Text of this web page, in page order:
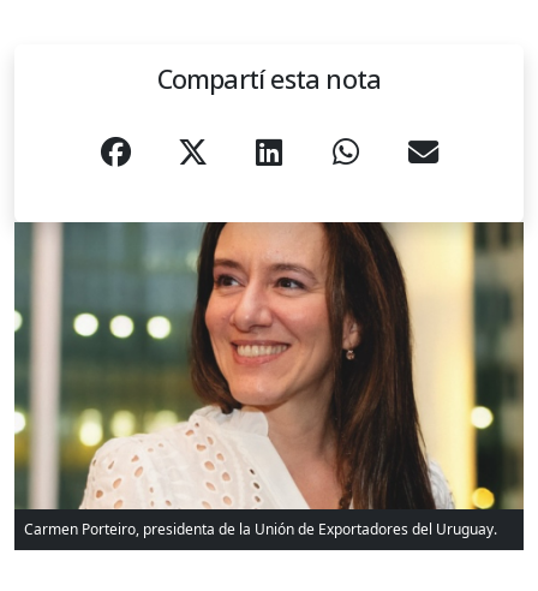
Compartí esta nota
Carmen Porteiro, presidenta de la Unión de Exportadores del Uruguay.